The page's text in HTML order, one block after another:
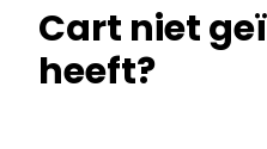
Cart niet
heeft?